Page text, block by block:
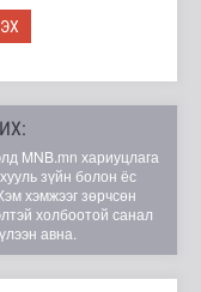
MNB.mn хариуцлага
зүйн болон ёс
хэмжээг зөрчсөн
холбоотой санал
авна.